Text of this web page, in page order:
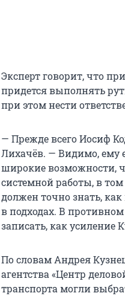
Эксперт говорит, что
придется выполнять
при этом нести
— Прежде всего Иосиф
Лихачёв. — Видимо, ему
широкие возможности,
системной работы, в
должен точно знать,
в подходах. В
записать, как усиление
По словам Андрея
агентства «Центр
транспорта могли